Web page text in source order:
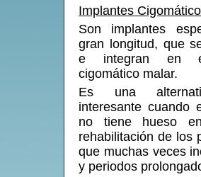
Implantes
Son implantes
gran longitud, que
e integran en
cigomático malar.
Es una
interesante cuando
no tiene hueso
rehabilitación de los
que muchas veces
y periodos